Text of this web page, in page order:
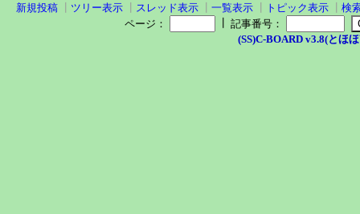
新規投稿
ツリー表示 スレッド表示 一覧表示 トピック表示
検
ページ：
記事番号：
(SS)C-BOARD v3.8(とほ